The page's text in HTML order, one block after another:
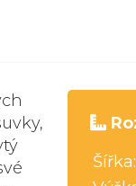
Šířka: